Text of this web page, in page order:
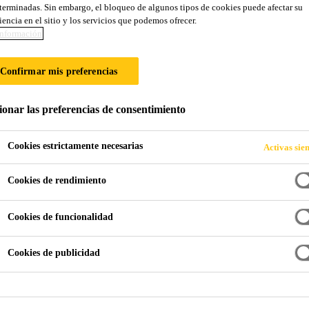
a la presión no reactivos
Sin embargo, el bloqueo de algunos tipos de cookies puede afectar su
en el sitio y los servicios que podemos ofrecer.
Confirmar mis preferencias
las preferencias de consentimiento
Cookies estrictamente necesarias Activas
Cookies de rendimiento
Cookies de funcionalidad
Cookies de publicidad